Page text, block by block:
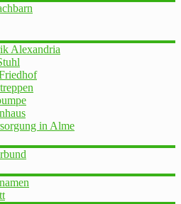
Alexandria
in Alme